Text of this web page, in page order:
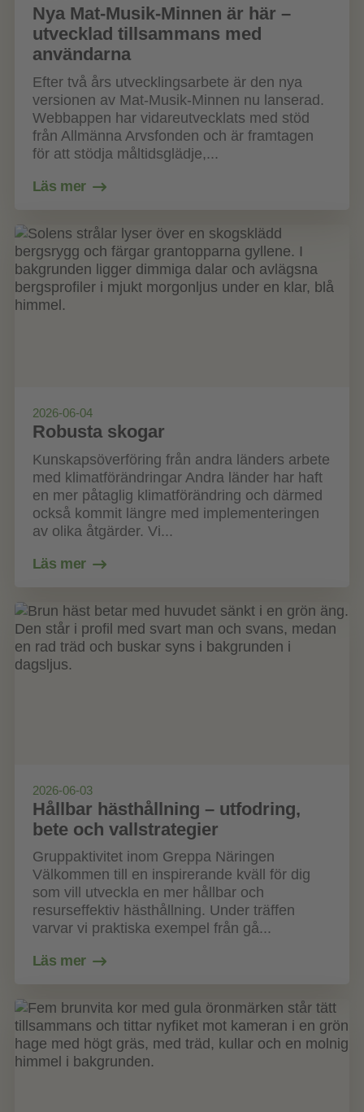
Nya Mat-Musik-Minnen är här –
utvecklad tillsammans med
användarna
Efter två års utvecklingsarbete är den nya
versionen av Mat-Musik-Minnen nu lanserad.
Webbappen har vidareutvecklats med stöd
från Allmänna Arvsfonden och är framtagen
för att stödja måltidsglädje,...
Läs mer
2026-06-04
Robusta skogar
Kunskapsöverföring från andra länders arbete
med klimatförändringar Andra länder har haft
en mer påtaglig klimatförändring och därmed
också kommit längre med implementeringen
av olika åtgärder. Vi...
Läs mer
2026-06-03
Hållbar hästhållning – utfodring,
bete och vallstrategier
Gruppaktivitet inom Greppa Näringen
Välkommen till en inspirerande kväll för dig
som vill utveckla en mer hållbar och
resurseffektiv hästhållning. Under träffen
varvar vi praktiska exempel från gå...
Läs mer